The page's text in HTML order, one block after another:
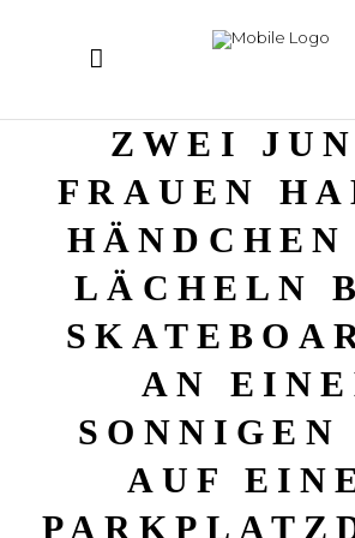
ZWEI
FRAUEN
HÄNDCHEN
LÄCHELN
AN
SONNIGEN
AUF